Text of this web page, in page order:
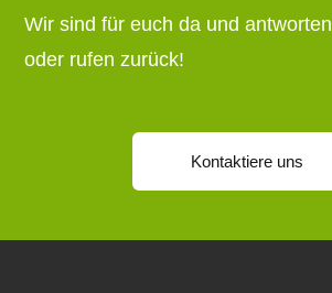
Wir sind für euch da und
oder rufen zurück!
Kontaktiere uns